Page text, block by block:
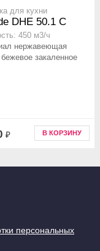
для кухни
DHE 50.1 C
450 м3/ч
нержавеющая
закаленное
₽ В КОРЗИНУ
персональных